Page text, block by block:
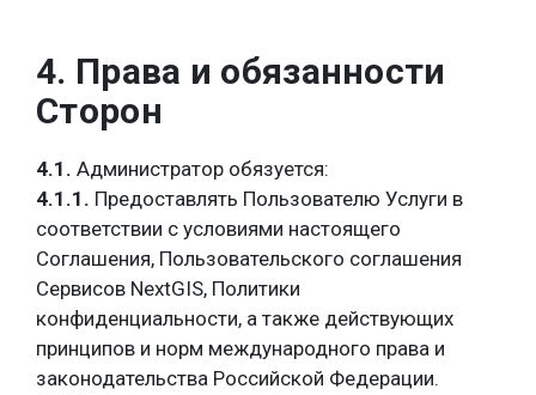
4. Права и обязанности
Сторон
4.1. Администратор обязуется:
4.1.1. Предоставлять Пользователю Услуги в
соответствии с условиями настоящего
Соглашения, Пользовательского соглашения
Сервисов NextGIS, Политики
конфиденциальности, а также действующих
принципов и норм международного права и
законодательства Российской Федерации.